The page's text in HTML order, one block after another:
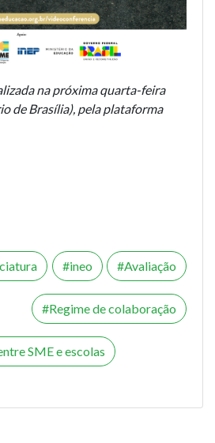
na próxima quarta-feira
de Brasília), pela plataforma
ineo Avaliação
Regime de colaboração
SME e escolas